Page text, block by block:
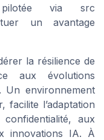
via src
un avantage
la résilience de
aux évolutions
Un environnement
facilite l’adaptation
aux
innovations IA. À